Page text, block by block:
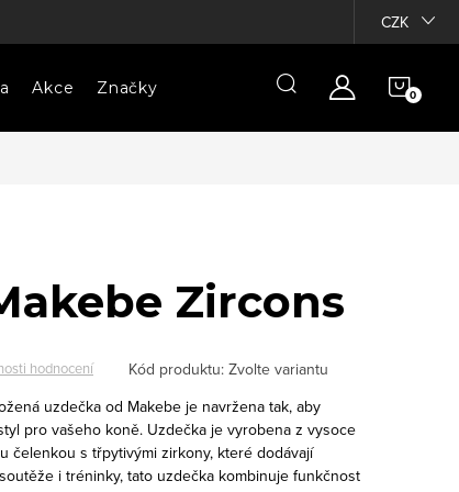
CZK
Akce Značky
Zircons
hodnocení Kód produktu: Zvolte variantu
uzdečka od Makebe je navržena tak, aby
pro vašeho koně. Uzdečka je vyrobena z vysoce
čelenkou s třpytivými zirkony, které dodávají
i tréninky, tato uzdečka kombinuje funkčnost